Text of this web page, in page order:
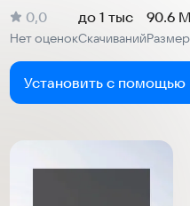
Рейтинг:
0,0
Нет оценокСкачиваний
до 1 тыс
Размер
90.6
Установить с помощью